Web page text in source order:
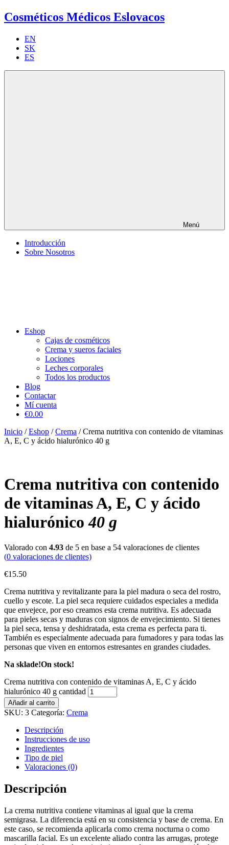
Cosméticos Médicos Eslovacos
EN
SK
ES
Menú
Introducción
Sobre Nosotros
Eshop
Cajas de cosméticos
Crema y sueros faciales
Lociones
Leches corporales
Todos los productos
Blog
Contactar
Mí cuenta
€0.00
Inicio /Eshop /Crema / Crema nutritiva con contenido de vitaminas
A, E, C y ácido hialurónico 40 g
Crema nutritiva con contenido
de vitaminas A, E, C y ácido
hialurónico 40 g
Valorado con 4.93 de 5 en base a 54 valoraciones de clientes
(0 valoraciones de clientes)
€15.50
Crema nutritiva y revitalizante para la piel madura o seca del rostro,
cuello y escote. La piel seca requiere cuidados especiales a medida
que envejece, por eso creamos esta crema nutritiva. Es adecuada
para pieles secas y maduras con signos de envejecimiento. Si tienes
la piel seca, tensa y deshidratada, esta crema es perfecta para ti.
También es especialmente adecuada para fumadores y para todas las
personas que viven en entornos estresantes en grandes ciudades.
Na sklade!On stock!
Crema nutritiva con contenido de vitaminas A, E, C y ácido
hialurónico 40 g cantidad
Añadir al carrito
SKU: 3 Categoría: Crema
Descripción
Instrucciones de uso
Ingredientes
Tipo de piel
Valoraciones (0)
Descripción
La crema nutritiva contiene vitaminas al igual que la crema
semigrasa. La diferencia está en su consistencia y base de crema. En
este caso, se recomienda aplicarla como crema nocturna o como
mascarilla facial. Es un excelente aliado contra las arrugas, protege